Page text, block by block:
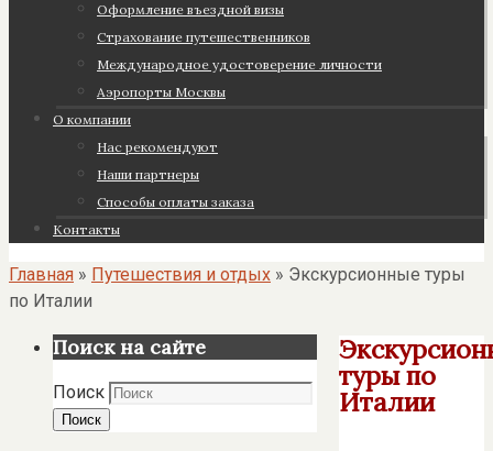
Оформление въездной визы
Страхование путешественников
Международное удостоверение личности
Аэропорты Москвы
О компании
Нас рекомендуют
Наши партнеры
Cпособы оплаты заказа
Контакты
Главная » Путешествия и отдых » Экскурсионные туры
по Италии
туры по
Италии
Поиск на сайте
Поиск
Поиск